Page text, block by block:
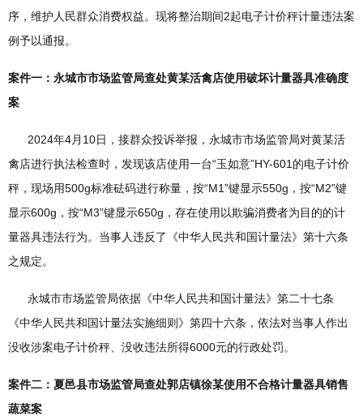
序，维护人民群众消费权益。现将整治期间2起电子计价秤计量违法案
例予以通报。
案件一：永城市市场监管局查处黄某活禽店使用破坏计量器具准确度
案
2024年4月10日，接群众投诉举报，永城市市场监管局对黄某活
禽店进行执法检查时，发现该店使用一台“玉如意”HY-601的电子计价
秤，现场用500g标准砝码进行称量，按“M1”键显示550g，按“M2”键
显示600g，按“M3”键显示650g，存在使用以欺骗消费者为目的的计
量器具违法行为。当事人违反了《中华人民共和国计量法》第十六条
之规定。
永城市市场监管局依据《中华人民共和国计量法》第二十七条
《中华人民共和国计量法实施细则》第四十六条，依法对当事人作出
没收涉案电子计价秤、没收违法所得6000元的行政处罚。
案件二：夏邑县市场监管局查处郭店镇徐某使用不合格计量器具销售
蔬菜案